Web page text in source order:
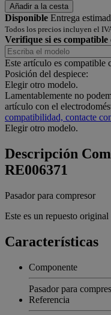
Añadir a la cesta
Disponible Entrega
Todos los precios incluyen el
Verifique si es compatible
Este artículo es compatible
Posición del despiece:
Elegir otro modelo.
Lamentablemente no
artículo con el
compatibilidad, contacte
Elegir otro modelo.
Descripción
RE006371
Pasador para compresor
Este es un repuesto
Características
Componente
Pasador para
Referencia